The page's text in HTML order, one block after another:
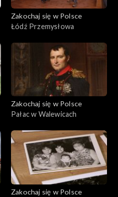
Zakochaj się w Polsce
Łódź Przemysłowa
Zakochaj się w Polsce
Pałac w Walewicach
Zakochaj się w Polsce